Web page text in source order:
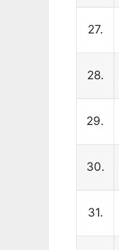
27.
28.
29.
30.
31.